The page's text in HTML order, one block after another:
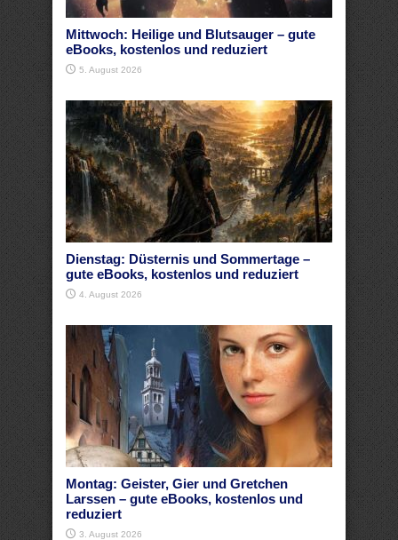
Mittwoch: Heilige und Blutsauger – gute
eBooks, kostenlos und reduziert
5. August 2026
Dienstag: Düsternis und Sommertage –
gute eBooks, kostenlos und reduziert
4. August 2026
Montag: Geister, Gier und Gretchen
Larssen – gute eBooks, kostenlos und
reduziert
3. August 2026